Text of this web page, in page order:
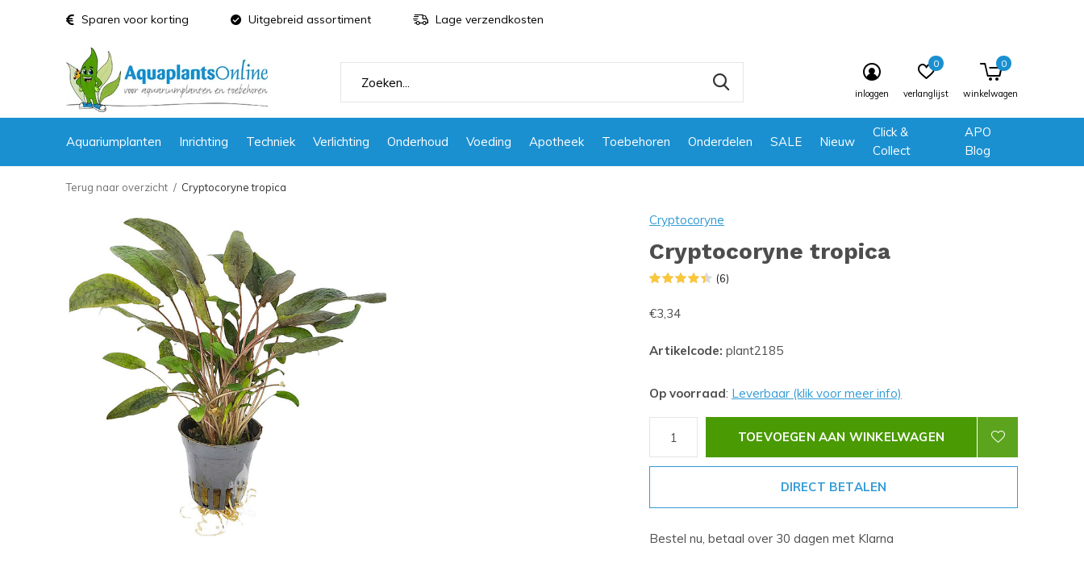
Aquariumplanten Inrichting Techniek Verlichting Onderhoud Voeding Apotheek Toebehoren Onderdelen SALE Nieuw
Click &
Collect
APO
Blog
inloggen verlanglijst
0
winkelwagen
0
Sparen voor korting Uitgebreid assortiment Lage verzendkosten
Terug naar overzicht Cryptocoryne tropica
Cryptocoryne
Cryptocoryne tropica
(6)
€3,34
Artikelcode: plant2185
Op voorraad: Leverbaar (klik voor meer info)
TOEVOEGEN AAN WINKELWAGEN
DIRECT BETALEN
Bestel nu, betaal over 30 dagen met Klarna